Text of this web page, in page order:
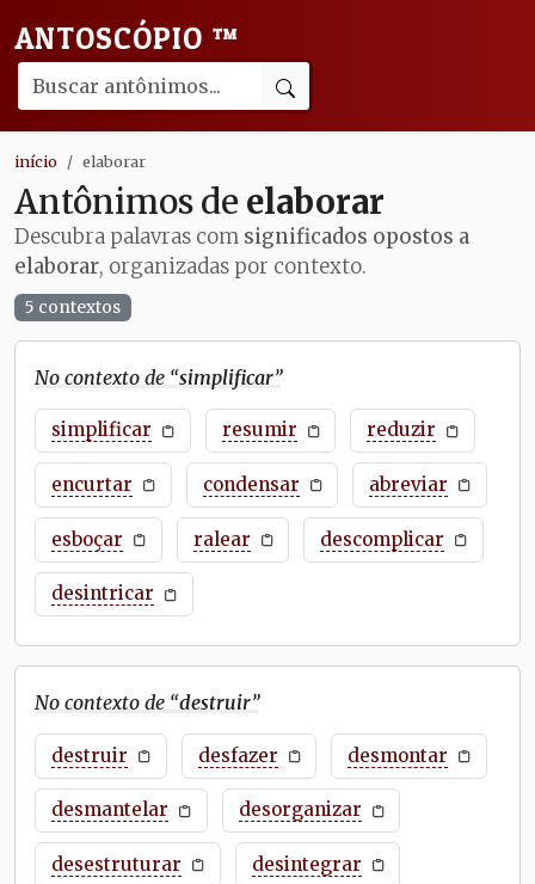
ANTOSCÓPIO ™
início elaborar
Antônimos de elaborar
Descubra palavras com significados opostos a
elaborar, organizadas por contexto.
5 contextos
No contexto de “simplificar”
simplificar resumir reduzir
encurtar condensar abreviar
esboçar ralear descomplicar
desintricar
No contexto de “destruir”
destruir desfazer desmontar
desmantelar desorganizar
desestruturar desintegrar